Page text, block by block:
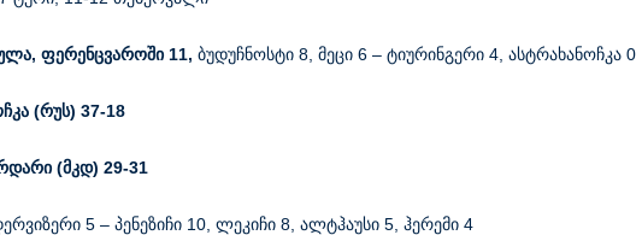
ფერენცვაროში 11, ბუდუჩნოსტი 8, მეცი 6 – ტიურინგერი 4, ასტრახანოჩკა 0
(რუს) 37-18
(მკდ) 29-31
5 – პენეზიჩი 10, ლეკიჩი 8, ალტჰაუსი 5, ჰერემი 4